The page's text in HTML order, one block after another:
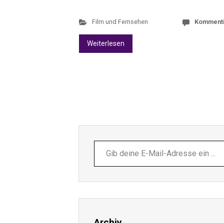
Film und Fernsehen
Weiterlesen
deine
E-
ein ...